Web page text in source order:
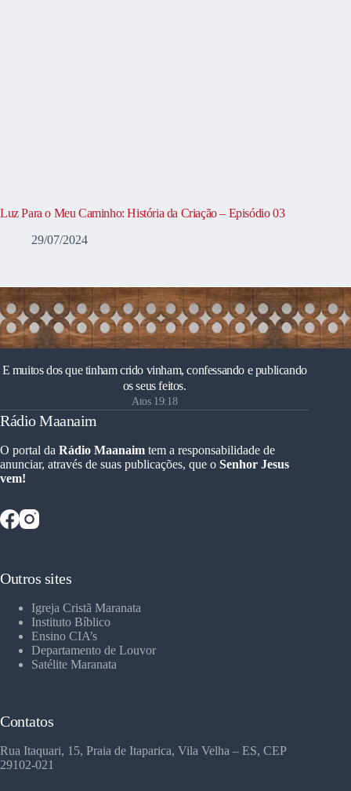
Luz Para o Meu Caminho: História da Criação – Episódio 03
29/07/2024
E muitos dos que tinham crido vinham, confessando e publicando
os seus feitos.
Atos 19:18
Rádio Maanaim
O portal da Rádio Maanaim tem a responsabilidade de
anunciar, através de suas publicações, que o Senhor Jesus
vem!
Outros sites
Igreja Cristã Maranata
Instituto Bíblico
Ensino CIA’s
Departamento de Louvor
Satélite Maranata
Contatos
Rua Itaquari, 15, Praia de Itaparica, Vila Velha – ES, CEP
29102-021